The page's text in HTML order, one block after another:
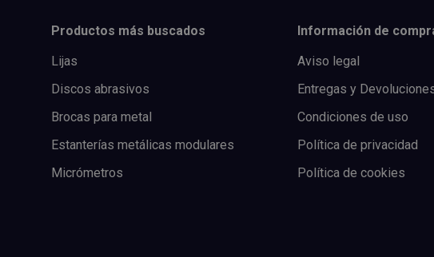
Productos más buscados
Lijas
Discos abrasivos
Brocas para metal
Estanterías metálicas modulares
Micrómetros
Información de
Aviso legal
Entregas y
Condiciones de uso
Política de privacidad
Política de cookies